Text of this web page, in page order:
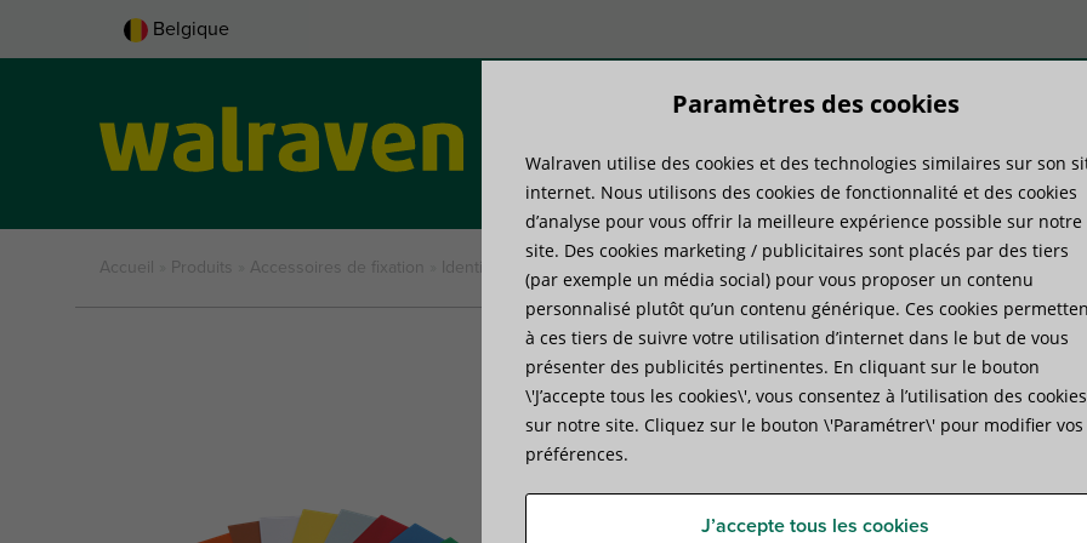
Belgique
Produits Savoir-faire Services
Accueil Produits Accessoires de fixation Identification Walraven IKS-2000® Cartes d’impression (DIN 2403)
Walraven IKS-2000®
2403)
Paramètres des cookies
Walraven utilise des cookies et des technologies similaires sur son
internet. Nous utilisons des cookies de fonctionnalité et des cookies
d’analyse pour vous offrir la meilleure expérience possible sur notre
site. Des cookies marketing / publicitaires sont placés par des tiers
(par exemple un média social) pour vous proposer un contenu
personnalisé plutôt qu’un contenu générique. Ces cookies
à ces tiers de suivre votre utilisation d’internet dans le but de vous
présenter des publicités pertinentes. En cliquant sur le bouton
\'J’accepte tous les cookies\', vous consentez à l’utilisation des cookies
sur notre site. Cliquez sur le bouton \'Paramétrer\' pour modifier vos
préférences.
J’accepte tous les cookies